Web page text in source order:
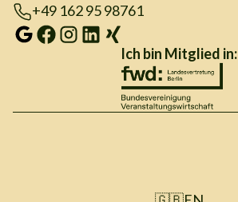
+49 162 95 98761
Ich bin Mitglied in: